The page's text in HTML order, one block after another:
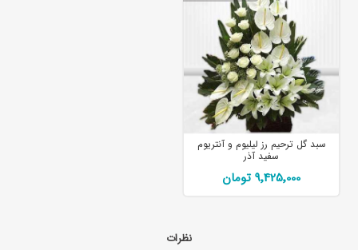
سبد گل ترحیم رز لیلیوم و آنتریوم
سفید آذر
9٬425٬000 تومان
نظرات